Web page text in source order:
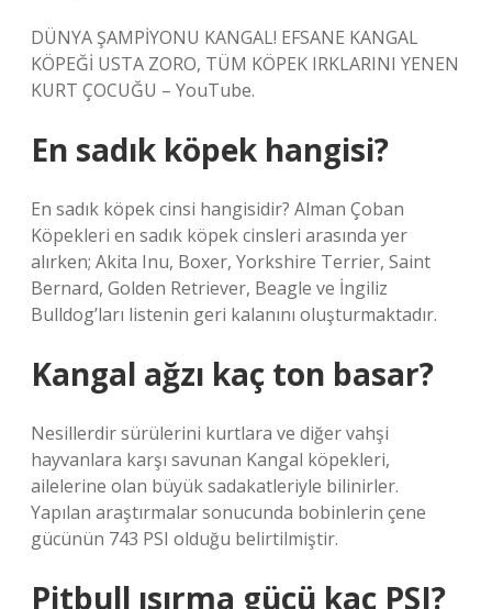
DÜNYA ŞAMPİYONU KANGAL! EFSANE KANGAL
KÖPEĞİ USTA ZORO, TÜM KÖPEK IRKLARINI YENEN
KURT ÇOCUĞU – YouTube.
En sadık köpek hangisi?
En sadık köpek cinsi hangisidir? Alman Çoban
Köpekleri en sadık köpek cinsleri arasında yer
alırken; Akita Inu, Boxer, Yorkshire Terrier, Saint
Bernard, Golden Retriever, Beagle ve İngiliz
Bulldog’ları listenin geri kalanını oluşturmaktadır.
Kangal ağzı kaç ton basar?
Nesillerdir sürülerini kurtlara ve diğer vahşi
hayvanlara karşı savunan Kangal köpekleri,
ailelerine olan büyük sadakatleriyle bilinirler.
Yapılan araştırmalar sonucunda bobinlerin çene
gücünün 743 PSI olduğu belirtilmiştir.
Pitbull ısırma gücü kaç PSI?